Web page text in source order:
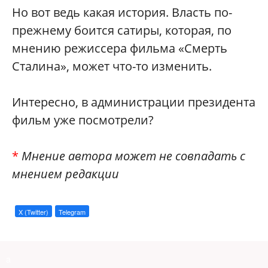
Но вот ведь какая история. Власть по-
прежнему боится сатиры, которая, по
мнению режиссера фильма «Смерть
Сталина», может что-то изменить.
Интересно, в администрации президента
фильм уже посмотрели?
* Мнение автора может не совпадать с
мнением редакции
X (Twitter) Telegram